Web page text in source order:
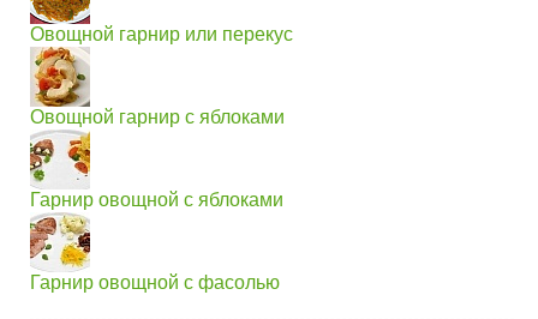
Овощной гарнир или перекус
Овощной гарнир с яблоками
Гарнир овощной с яблоками
Гарнир овощной с фасолью